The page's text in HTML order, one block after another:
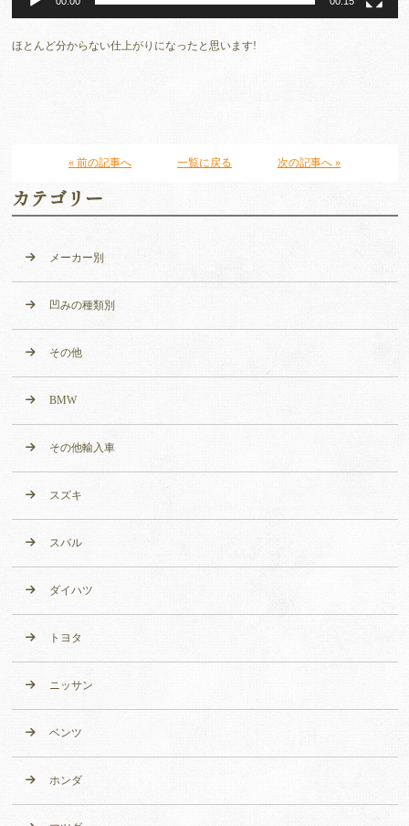
ほとんど分からない仕上がりになったと思います!
« 前の記事へ 一覧に戻る 次の記事へ »
カテゴリー
メーカー別
凹みの種類別
その他
BMW
その他輸入車
スズキ
スバル
ダイハツ
トヨタ
ニッサン
ベンツ
ホンダ